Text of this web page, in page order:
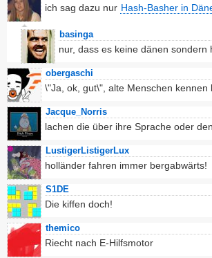
ich sag dazu nur Hash-Basher in
basinga
nur, dass es keine dänen sondern
obergaschi
\"Ja, ok, gut\", alte Menschen kennen
Jacque_Norris
lachen die über ihre Sprache oder
LustigerListigerLux
holländer fahren immer bergabwärts!
S1DE
Die kiffen doch!
themico
Riecht nach E-Hilfsmotor